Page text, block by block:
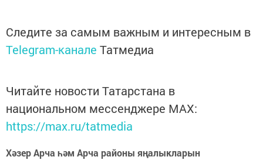
Следите за самым важным и интересным в
Telegram-канале Татмедиа
Читайте новости Татарстана в
национальном мессенджере MАХ:
https://max.ru/tatmedia
Хәзер Арча һәм Арча районы яңалыкларын